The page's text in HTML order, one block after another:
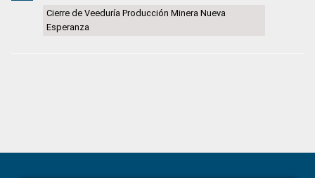
Cierre de Veeduría Producción Minera Nueva
Esperanza